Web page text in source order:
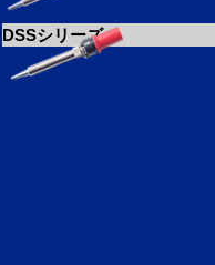
DSSシリーズ